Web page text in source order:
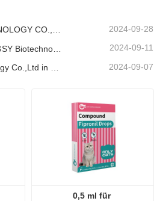
JINAN GSY BIOTECHNOLOGY CO., LTD. nahm an der Pakistan International Livestock Exhibition IPEX 2024 teil 2024-09-28
2024-09-11
2024-09-07
0,5 ml für